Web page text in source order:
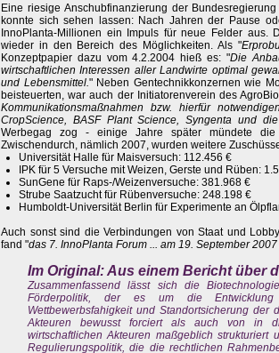
Eine riesige Anschubfinanzierung der
konnte sich sehen lassen: Nach Jahren der Pause
InnoPlanta-Millionen ein Impuls für neue Felder aus.
wieder in den Bereich des Möglichkeiten. Als "
Konzeptpapier dazu vom 4.2.2004 hieß es: "Die
wirtschaftlichen Interessen aller Landwirte optimal
und Lebensmittel. " Neben Gentechnikkonzernen wie
beisteuerten, war auch der Initiatorenverein des
Kommunikationsmaßnahmen bzw. hierfür
CropScience, BASF Plant Science, Syngenta und
Werbegag zog - einige Jahre später mündete
Zwischendurch, nämlich 2007, wurden weitere
Universität Halle für Maisversuch: 112.456 €
IPK für 5 Versuche mit Weizen, Gerste und Rüben:
SunGene für Raps-/Weizenversuche: 381.968 €
Strube Saatzucht für Rübenversuche: 248.198 €
Humboldt-Universität Berlin für Experimente an
Auch sonst sind die Verbindungen von Staat und
fand "das 7. InnoPlanta Forum ... am 19. September
Im Original: Aus einem Bericht über
Zusammenfassend lässt sich die
Förderpolitik, der es um die Entwicklung
Wettbewerbsfahigkeit und Standortsicherung
Akteuren bewusst forciert als auch von in
wirtschaftlichen Akteuren maßgeblich
Regulierungspolitik, die die rechtlichen